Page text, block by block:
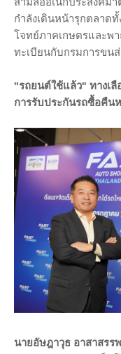
กำลังเดินหน้ารุกตลาด
โจทย์ภาคเกษตรและพ
ทะเบียนกับกรมการขน
"รถยนต์ใช้แล้ว" ทางเ
การรับประกันรถซื้อคืน
นายอัษฎาวุธ อาสาสรร